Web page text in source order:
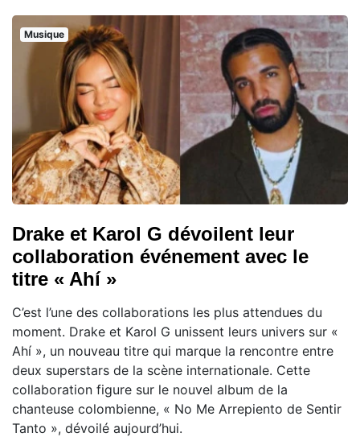
Musique
Drake et Karol G dévoilent leur
collaboration événement avec le
titre « Ahí »
C’est l’une des collaborations les plus attendues du
moment. Drake et Karol G unissent leurs univers sur «
Ahí », un nouveau titre qui marque la rencontre entre
deux superstars de la scène internationale. Cette
collaboration figure sur le nouvel album de la
chanteuse colombienne, « No Me Arrepiento de Sentir
Tanto », dévoilé aujourd’hui.